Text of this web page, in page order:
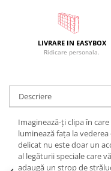
LIVRARE IN EASYBOX
Ridicare personala.
Descriere
Imaginează-ți clipa în
luminează fața la
delicat nu este doar un
al legăturii speciale care
adaugă un strop de